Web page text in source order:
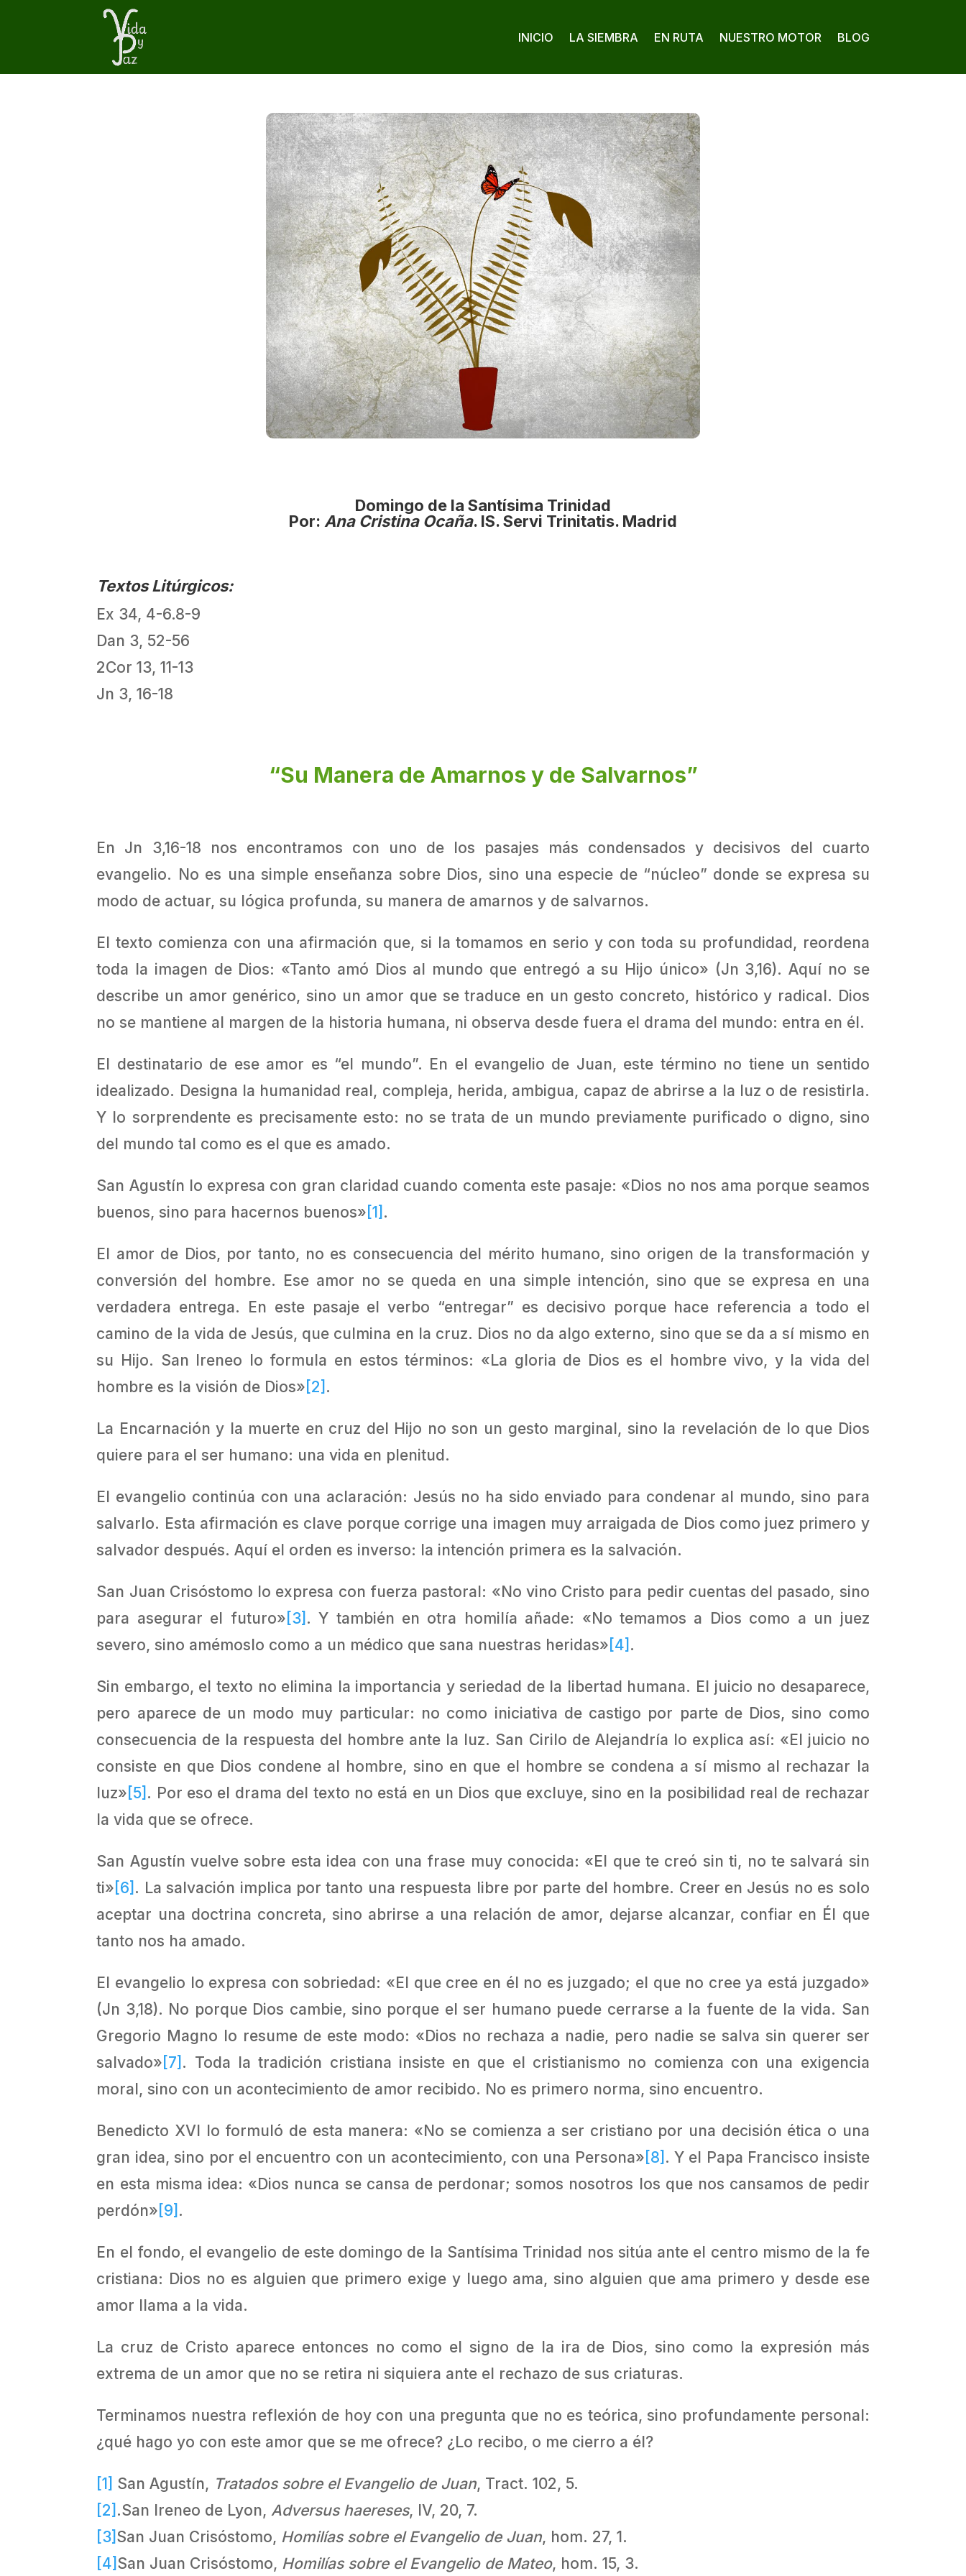
INICIO LA SIEMBRA EN RUTA NUESTRO MOTOR BLOG
Domingo de la Santísima Trinidad
Por: Ana Cristina Ocaña. IS. Servi Trinitatis. Madrid
Textos Litúrgicos:
Ex 34, 4-6.8-9
Dan 3, 52-56
2Cor 13, 11-13
Jn 3, 16-18
“Su Manera de Amarnos y de Salvarnos”
En Jn 3,16-18 nos encontramos con uno de los pasajes más condensados y decisivos del cuarto
evangelio. No es una simple enseñanza sobre Dios, sino una especie de “núcleo” donde se expresa su
modo de actuar, su lógica profunda, su manera de amarnos y de salvarnos.
El texto comienza con una afirmación que, si la tomamos en serio y con toda su profundidad, reordena
toda la imagen de Dios: «Tanto amó Dios al mundo que entregó a su Hijo único» (Jn 3,16). Aquí no se
describe un amor genérico, sino un amor que se traduce en un gesto concreto, histórico y radical. Dios
no se mantiene al margen de la historia humana, ni observa desde fuera el drama del mundo: entra en él.
El destinatario de ese amor es “el mundo”. En el evangelio de Juan, este término no tiene un sentido
idealizado. Designa la humanidad real, compleja, herida, ambigua, capaz de abrirse a la luz o de resistirla.
Y lo sorprendente es precisamente esto: no se trata de un mundo previamente purificado o digno, sino
del mundo tal como es el que es amado.
San Agustín lo expresa con gran claridad cuando comenta este pasaje: «Dios no nos ama porque seamos
buenos, sino para hacernos buenos» [1] .
El amor de Dios, por tanto, no es consecuencia del mérito humano, sino origen de la transformación y
conversión del hombre. Ese amor no se queda en una simple intención, sino que se expresa en una
verdadera entrega. En este pasaje el verbo “entregar” es decisivo porque hace referencia a todo el
camino de la vida de Jesús, que culmina en la cruz. Dios no da algo externo, sino que se da a sí mismo en
su Hijo. San Ireneo lo formula en estos términos: «La gloria de Dios es el hombre vivo, y la vida del
hombre es la visión de Dios» [2] .
La Encarnación y la muerte en cruz del Hijo no son un gesto marginal, sino la revelación de lo que Dios
quiere para el ser humano: una vida en plenitud.
El evangelio continúa con una aclaración: Jesús no ha sido enviado para condenar al mundo, sino para
salvarlo. Esta afirmación es clave porque corrige una imagen muy arraigada de Dios como juez primero y
salvador después. Aquí el orden es inverso: la intención primera es la salvación.
San Juan Crisóstomo lo expresa con fuerza pastoral: «No vino Cristo para pedir cuentas del pasado, sino
para asegurar el futuro» [3] . Y también en otra homilía añade: «No temamos a Dios como a un juez
severo, sino amémoslo como a un médico que sana nuestras heridas» [4] .
Sin embargo, el texto no elimina la importancia y seriedad de la libertad humana. El juicio no desaparece,
pero aparece de un modo muy particular: no como iniciativa de castigo por parte de Dios, sino como
consecuencia de la respuesta del hombre ante la luz. San Cirilo de Alejandría lo explica así: «El juicio no
consiste en que Dios condene al hombre, sino en que el hombre se condena a sí mismo al rechazar la
luz» [5] . Por eso el drama del texto no está en un Dios que excluye, sino en la posibilidad real de rechazar
la vida que se ofrece.
San Agustín vuelve sobre esta idea con una frase muy conocida: «El que te creó sin ti, no te salvará sin
ti» [6] . La salvación implica por tanto una respuesta libre por parte del hombre. Creer en Jesús no es solo
aceptar una doctrina concreta, sino abrirse a una relación de amor, dejarse alcanzar, confiar en Él que
tanto nos ha amado.
El evangelio lo expresa con sobriedad: «El que cree en él no es juzgado; el que no cree ya está juzgado»
(Jn 3,18). No porque Dios cambie, sino porque el ser humano puede cerrarse a la fuente de la vida. San
Gregorio Magno lo resume de este modo: «Dios no rechaza a nadie, pero nadie se salva sin querer ser
salvado» [7] . Toda la tradición cristiana insiste en que el cristianismo no comienza con una exigencia
moral, sino con un acontecimiento de amor recibido. No es primero norma, sino encuentro.
Benedicto XVI lo formuló de esta manera: «No se comienza a ser cristiano por una decisión ética o una
gran idea, sino por el encuentro con un acontecimiento, con una Persona» [8] . Y el Papa Francisco insiste
en esta misma idea: «Dios nunca se cansa de perdonar; somos nosotros los que nos cansamos de pedir
perdón» [9] .
En el fondo, el evangelio de este domingo de la Santísima Trinidad nos sitúa ante el centro mismo de la fe
cristiana: Dios no es alguien que primero exige y luego ama, sino alguien que ama primero y desde ese
amor llama a la vida.
La cruz de Cristo aparece entonces no como el signo de la ira de Dios, sino como la expresión más
extrema de un amor que no se retira ni siquiera ante el rechazo de sus criaturas.
Terminamos nuestra reflexión de hoy con una pregunta que no es teórica, sino profundamente personal:
¿qué hago yo con este amor que se me ofrece? ¿Lo recibo, o me cierro a él?
[1] San Agustín, Tratados sobre el Evangelio de Juan, Tract. 102, 5.
[2] .San Ireneo de Lyon, Adversus haereses, IV, 20, 7.
[3] San Juan Crisóstomo, Homilías sobre el Evangelio de Juan, hom. 27, 1.
[4] San Juan Crisóstomo, Homilías sobre el Evangelio de Mateo, hom. 15, 3.